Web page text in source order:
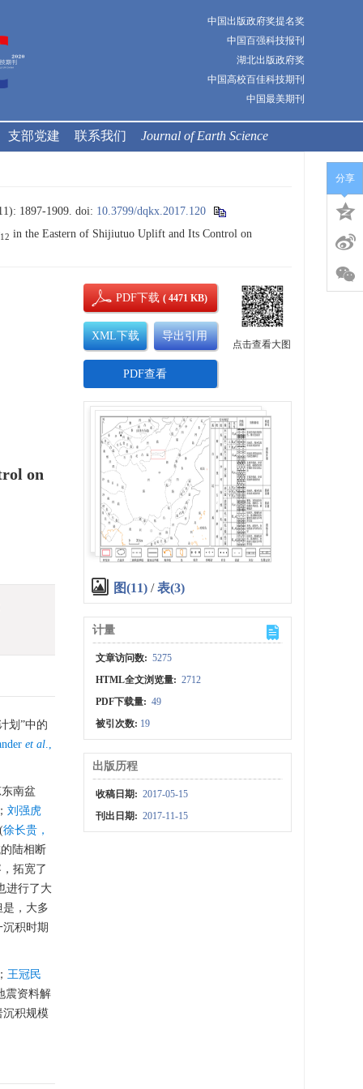
中国出版政府奖提名奖
中国百强科技报刊
湖北出版政府奖
中国高校百佳科技期刊
中国最美期刊
支部党建 联系我们 Journal of Earth Science
1897-1909. doi: 10.3799/dqkx.2017.120
12 in the Eastern of Shijiutuo Uplift and Its Control on
on
划”中的
et al.,
南盆
； 刘强虎
徐长贵，
陆相断
拓宽了
进行了大
，大多
积时期
； 王冠民
震资料解
沉积规模
PDF下载( 4471 KB)
XML下载 导出引用
PDF查看
点击查看大图
图(11) /表(3)
计量
文章访问数: 5275
HTML全文浏览量: 2712
PDF下载量: 49
被引次数: 19
出版历程
收稿日期: 2017-05-15
刊出日期: 2017-11-15
分享